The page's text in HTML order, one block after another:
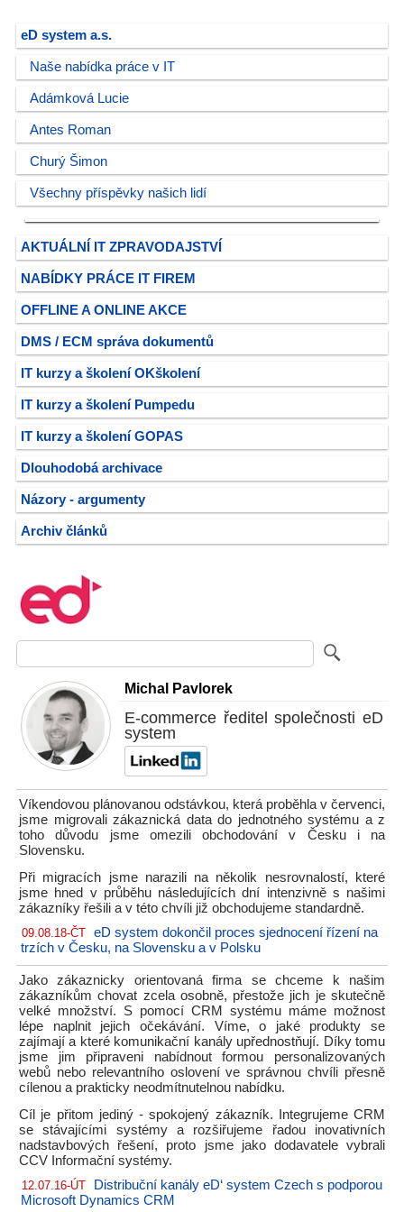
eD system a.s.
Naše nabídka práce v IT
Adámková Lucie
Antes Roman
Churý Šimon
Všechny příspěvky našich lidí
AKTUÁLNÍ IT ZPRAVODAJSTVÍ
NABÍDKY PRÁCE IT FIREM
OFFLINE A ONLINE AKCE
DMS / ECM správa dokumentů
IT kurzy a školení OKškolení
IT kurzy a školení Pumpedu
IT kurzy a školení GOPAS
Dlouhodobá archivace
Názory - argumenty
Archiv článků
Michal Pavlorek
E-commerce ředitel společnosti eD
system
Víkendovou plánovanou odstávkou, která proběhla v červenci,
jsme migrovali zákaznická data do jednotného systému a z
toho důvodu jsme omezili obchodování v Česku i na
Slovensku.
Při migracích jsme narazili na několik nesrovnalostí, které
jsme hned v průběhu následujících dní intenzivně s našimi
zákazníky řešili a v této chvíli již obchodujeme standardně.
09.08.18-ČT eD system dokončil proces sjednocení řízení na
trzích v Česku, na Slovensku a v Polsku
Jako zákaznicky orientovaná firma se chceme k našim
zákazníkům chovat zcela osobně, přestože jich je skutečně
velké množství. S pomocí CRM systému máme možnost
lépe naplnit jejich očekávání. Víme, o jaké produkty se
zajímají a které komunikační kanály upřednostňují. Díky tomu
jsme jim připraveni nabídnout formou personalizovaných
webů nebo relevantního oslovení ve správnou chvíli přesně
cílenou a prakticky neodmítnutelnou nabídku.
Cíl je přitom jediný - spokojený zákazník. Integrujeme CRM
se stávajícími systémy a rozšiřujeme řadou inovativních
nadstavbových řešení, proto jsme jako dodavatele vybrali
CCV Informační systémy.
12.07.16-ÚT
Distribuční kanály eD‘ system Czech s podporou
Microsoft Dynamics CRM